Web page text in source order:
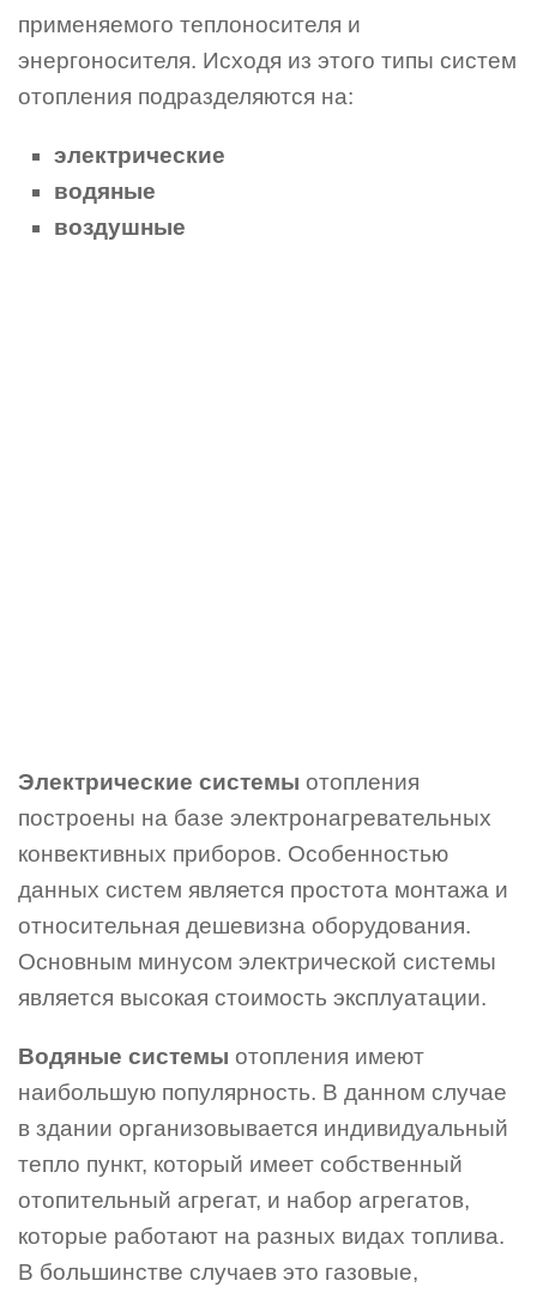
применяемого теплоносителя и
энергоносителя. Исходя из этого типы систем
отопления подразделяются на:
электрические
водяные
воздушные
Электрические системы отопления
построены на базе электронагревательных
конвективных приборов. Особенностью
данных систем является простота монтажа и
относительная дешевизна оборудования.
Основным минусом электрической системы
является высокая стоимость эксплуатации.
Водяные системы отопления имеют
наибольшую популярность. В данном случае
в здании организовывается индивидуальный
тепло пункт, который имеет собственный
отопительный агрегат, и набор агрегатов,
которые работают на разных видах топлива.
В большинстве случаев это газовые,